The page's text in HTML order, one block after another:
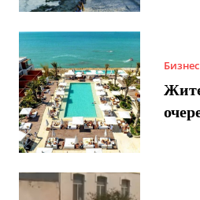
Бизнес